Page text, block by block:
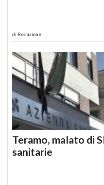
di Redazione
Teramo, malato di
sanitarie